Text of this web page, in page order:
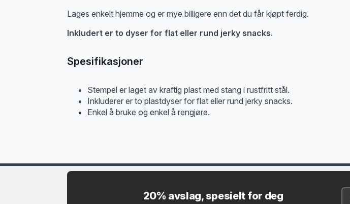
Lages enkelt hjemme og er mye billigere enn det du får kjøpt ferdig.
Inkludert er to dyser for flat eller rund jerky snacks.
Spesifikasjoner
Stempel er laget av kraftig plast med stang i rustfritt stål.
Inkluderer er to plastdyser for flat eller rund jerky snacks.
Enkel å bruke og enkel å rengjøre.
20% avslag, spesielt for deg